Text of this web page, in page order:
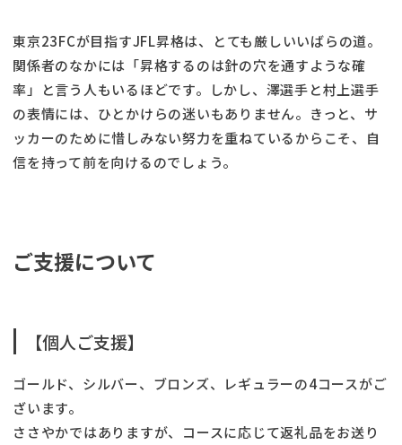
東京23FCが目指すJFL昇格は、とても厳しいいばらの道。
関係者のなかには「昇格するのは針の穴を通すような確
率」と言う人もいるほどです。しかし、澤選手と村上選手
の表情には、ひとかけらの迷いもありません。きっと、サ
ッカーのために惜しみない努力を重ねているからこそ、自
信を持って前を向けるのでしょう。
ご支援について
【個人ご支援】
ゴールド、シルバー、ブロンズ、レギュラーの4コースがご
ざいます。
ささやかではありますが、コースに応じて返礼品をお送り